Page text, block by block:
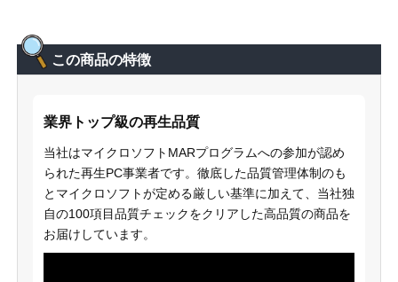
この商品の特徴
業界トップ級の再生品質
当社はマイクロソフトMARプログラムへの参加が認め
られた再生PC事業者です。徹底した品質管理体制のも
とマイクロソフトが定める厳しい基準に加えて、当社独
自の100項目品質チェックをクリアした高品質の商品を
お届けしています。